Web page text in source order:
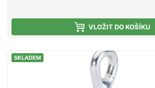
nástraha k ničemu. Zde
vysoce kvalitní sérii háčků Kona.
háčků Kona jsou vyrobeny z vysoce
jsou ultra ostré. Navíc vydrží ostré
K dispozici jsou různé modely, které
přizpůsobeny příslušné oblasti
se sami o vynikající kvalitě těchto
Velikost: 1/0 Vysoce uhlíková ocel
VLOŽIT DO KOŠÍKU
SKLADEM